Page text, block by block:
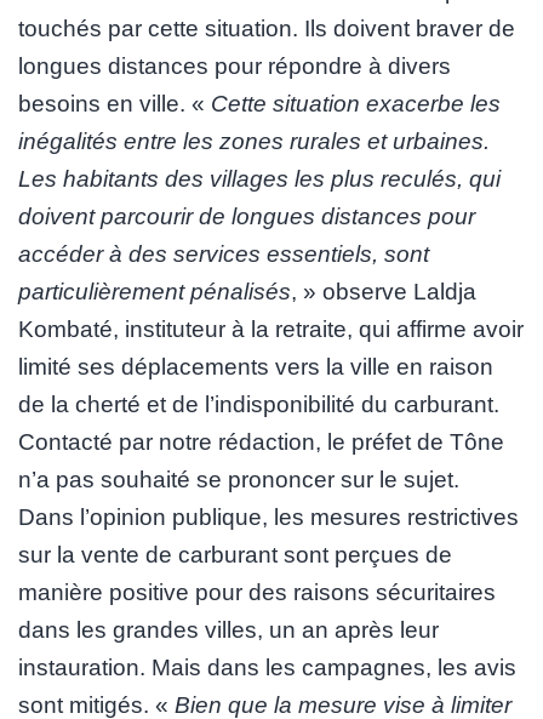
touchés par cette situation. Ils doivent braver de
longues distances pour répondre à divers
besoins en ville. « Cette situation exacerbe les
inégalités entre les zones rurales et urbaines.
Les habitants des villages les plus reculés, qui
doivent parcourir de longues distances pour
accéder à des services essentiels, sont
particulièrement pénalisés, » observe Laldja
Kombaté, instituteur à la retraite, qui affirme avoir
limité ses déplacements vers la ville en raison
de la cherté et de l’indisponibilité du carburant.
Contacté par notre rédaction, le préfet de Tône
n’a pas souhaité se prononcer sur le sujet.
Dans l’opinion publique, les mesures restrictives
sur la vente de carburant sont perçues de
manière positive pour des raisons sécuritaires
dans les grandes villes, un an après leur
instauration. Mais dans les campagnes, les avis
sont mitigés. « Bien que la mesure vise à limiter